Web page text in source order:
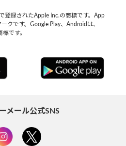
登録されたApple Inc.の商標です。App
クです。Google Play、Androidは、
です。
メール公式SNS